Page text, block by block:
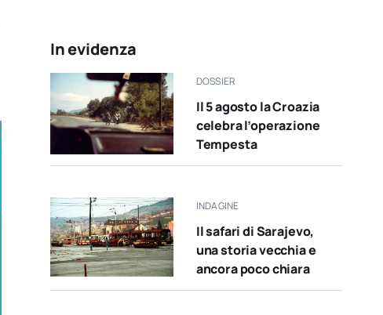
In evidenza
DOSSIER
Il 5 agosto la Croazia
celebra l’operazione
Tempesta
INDAGINE
Il safari di Sarajevo,
una storia vecchia e
ancora poco chiara